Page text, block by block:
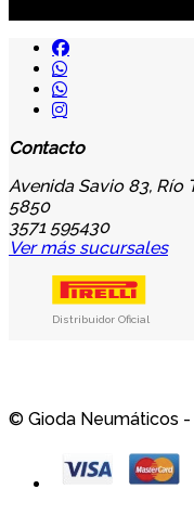
Contacto
Avenida Savio 83, Río
5850
3571 595430
Ver más sucursales
Distribuidor Oficial
© Gioda Neumáticos -